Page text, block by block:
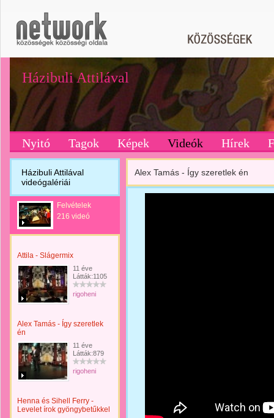
Házibuli Attilával
Nyitó Tagok Képek Videók Hírek
Házibuli Attilával
videógalériái
Felvételek
216 videó
Attila - Slágermix
11 éve
Látták:1105
rigoheni
Alex Tamás - Így szeretlek
én
11 éve
Látták:879
rigoheni
Henna és Sihell Ferry -
Levelet írok gyöngybetűkkel
Alex Tamás - Így szeretlek én